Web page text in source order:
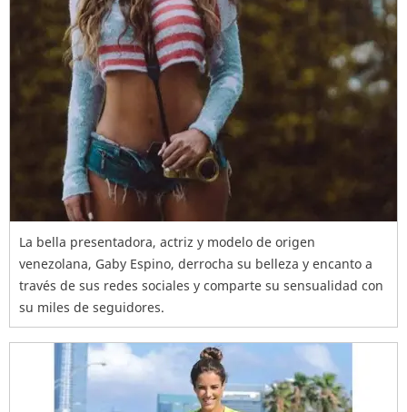
La bella presentadora, actriz y modelo de origen
venezolana, Gaby Espino, derrocha su belleza y encanto a
través de sus redes sociales y comparte su sensualidad con
su miles de seguidores.